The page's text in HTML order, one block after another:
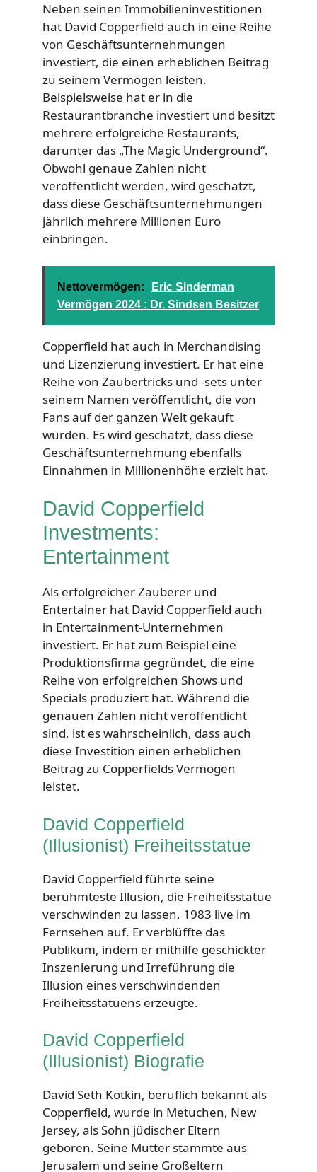
Neben seinen Immobilieninvestitionen
hat David Copperfield auch in eine Reihe
von Geschäftsunternehmungen
investiert, die einen erheblichen Beitrag
zu seinem Vermögen leisten.
Beispielsweise hat er in die
Restaurantbranche investiert und besitzt
mehrere erfolgreiche Restaurants,
darunter das „The Magic Underground“.
Obwohl genaue Zahlen nicht
veröffentlicht werden, wird geschätzt,
dass diese Geschäftsunternehmungen
jährlich mehrere Millionen Euro
einbringen.
Nettovermögen:
Eric Sinderman
Vermögen 2024 : Dr. Sindsen Besitzer
Copperfield hat auch in Merchandising
und Lizenzierung investiert. Er hat eine
Reihe von Zaubertricks und -sets unter
seinem Namen veröffentlicht, die von
Fans auf der ganzen Welt gekauft
wurden. Es wird geschätzt, dass diese
Geschäftsunternehmung ebenfalls
Einnahmen in Millionenhöhe erzielt hat.
David Copperfield
Investments:
Entertainment
Als erfolgreicher Zauberer und
Entertainer hat David Copperfield auch
in Entertainment-Unternehmen
investiert. Er hat zum Beispiel eine
Produktionsfirma gegründet, die eine
Reihe von erfolgreichen Shows und
Specials produziert hat. Während die
genauen Zahlen nicht veröffentlicht
sind, ist es wahrscheinlich, dass auch
diese Investition einen erheblichen
Beitrag zu Copperfields Vermögen
leistet.
David Copperfield
(Illusionist) Freiheitsstatue
David Copperfield führte seine
berühmteste Illusion, die Freiheitsstatue
verschwinden zu lassen, 1983 live im
Fernsehen auf. Er verblüffte das
Publikum, indem er mithilfe geschickter
Inszenierung und Irreführung die
Illusion eines verschwindenden
Freiheitsstatuens erzeugte.
David Copperfield
(Illusionist) Biografie
David Seth Kotkin, beruflich bekannt als
Copperfield, wurde in Metuchen, New
Jersey, als Sohn jüdischer Eltern
geboren. Seine Mutter stammte aus
Jerusalem und seine Großeltern